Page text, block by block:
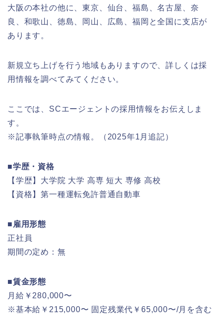
大阪の本社の他に、東京、仙台、福島、名古屋、奈
良、和歌山、徳島、岡山、広島、福岡と全国に支店が
あります。
新規立ち上げを行う地域もありますので、詳しくは採
用情報を調べてみてください。
ここでは、SCエージェントの採用情報をお伝えしま
す。
※記事執筆時点の情報。（2025年1月追記）
■学歴・資格
【学歴】大学院 大学 高専 短大 専修 高校
【資格】第一種運転免許普通自動車
■雇用形態
正社員
期間の定め：無
■賃金形態
月給￥280,000〜
※基本給￥215,000〜 固定残業代￥65,000〜/月を含む